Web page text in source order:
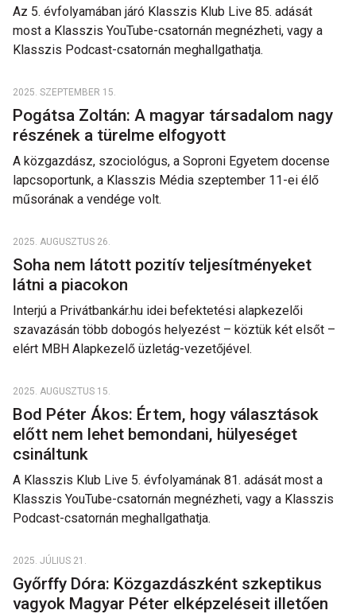
Az 5. évfolyamában járó Klasszis Klub Live 85. adását
most a Klasszis YouTube-csatornán megnézheti, vagy a
Klasszis Podcast-csatornán meghallgathatja.
2025. SZEPTEMBER 15.
Pogátsa Zoltán: A magyar társadalom nagy
részének a türelme elfogyott
A közgazdász, szociológus, a Soproni Egyetem docense
lapcsoportunk, a Klasszis Média szeptember 11-ei élő
műsorának a vendége volt.
2025. AUGUSZTUS 26.
Soha nem látott pozitív teljesítményeket
látni a piacokon
Interjú a Privátbankár.hu idei befektetési alapkezelői
szavazásán több dobogós helyezést – köztük két elsőt –
elért MBH Alapkezelő üzletág-vezetőjével.
2025. AUGUSZTUS 15.
Bod Péter Ákos: Értem, hogy választások
előtt nem lehet bemondani, hülyeséget
csináltunk
A Klasszis Klub Live 5. évfolyamának 81. adását most a
Klasszis YouTube-csatornán megnézheti, vagy a Klasszis
Podcast-csatornán meghallgathatja.
2025. JÚLIUS 21.
Győrffy Dóra: Közgazdászként szkeptikus
vagyok Magyar Péter elképzeléseit illetően